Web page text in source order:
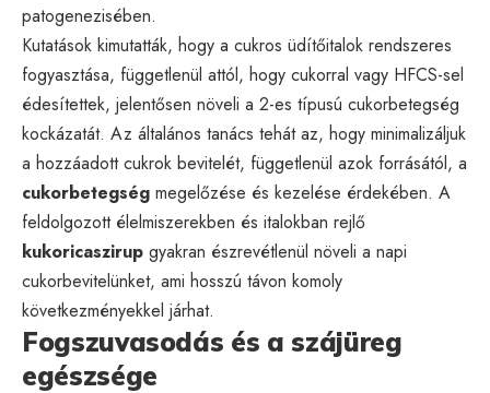
patogenezisében.
Kutatások kimutatták, hogy a cukros üdítőitalok rendszeres
fogyasztása, függetlenül attól, hogy cukorral vagy HFCS-sel
édesítettek, jelentősen növeli a 2-es típusú cukorbetegség
kockázatát. Az általános tanács tehát az, hogy minimalizáljuk
a hozzáadott cukrok bevitelét, függetlenül azok forrásától, a
cukorbetegség megelőzése és kezelése érdekében. A
feldolgozott élelmiszerekben és italokban rejlő
kukoricaszirup gyakran észrevétlenül növeli a napi
cukorbevitelünket, ami hosszú távon komoly
következményekkel járhat.
Fogszuvasodás és a szájüreg
egészsége